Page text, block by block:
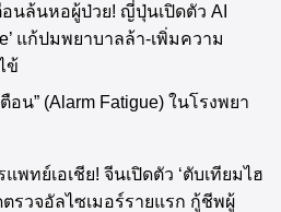
อนล้นหอผู้ป่วย! ญี่ปุ่นเปิดตัว AI
แก้ปมพยาบาลล้า-เพิ่มความ
ข้
อน” (Alarm Fatigue) ในโรงพยา
พทย์เอเชีย! จีนเปิดตัว ‘ตับเทียมไฮ
ตรวจอัลไซเมอร์รายแรก กู้ชีพผู้